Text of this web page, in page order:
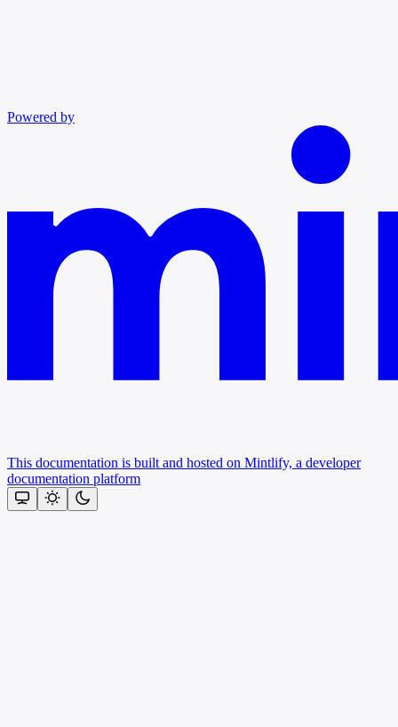
Powered by
This documentation is built and hosted on Mintlify, a developer
documentation platform